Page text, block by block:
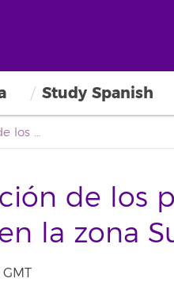
Study Spanish
Se abre la inscripción de los primeros cursos ofertados en la zona Sur
de los
la zona